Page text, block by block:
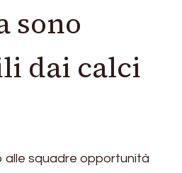
sono
dai calci
alle squadre opportunità